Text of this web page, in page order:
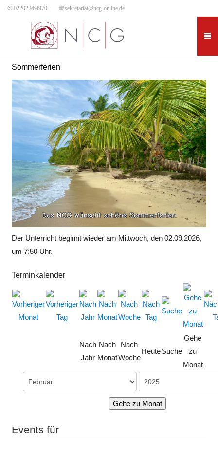
✆ 02202 969970 ✉sekretariat@ncg-online.de
Sommerferien
Der Unterricht beginnt wieder am Mittwoch, den 02.09.2026,
um 7:50 Uhr.
Terminkalender
Nach
Jahr
Nach
Monat
Nach
Woche
HeuteSuche
Gehe
zu
Monat
Gehe zu Monat
Events für